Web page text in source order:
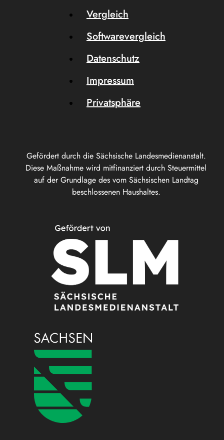
Gefördert durch die Sächsische Landesmedienanstalt.
Diese Maßnahme wird mitfinanziert durch Steuermittel
auf der Grundlage des vom Sächsischen Landtag
beschlossenen Haushaltes.
Vergleich
Softwarevergleich
Datenschutz
Impressum
Privatsphäre